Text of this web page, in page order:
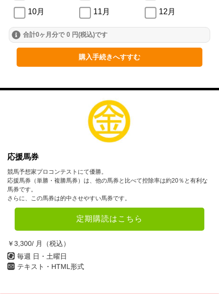
応援馬券
競馬予想家プロコンテストにて優勝。
応援馬券（単勝・複勝馬券）は、他の馬券と比べて控除率は約20％と有利な
馬券です。
さらに、この馬券は的中させやすい馬券です。
定期購読はこちら
￥3,300/ 月（税込）
毎週 日・土曜日
テキスト・HTML形式
10月 11月 12月
2024年
2月
7月 8月 9月
11月
1月
4月 5月
7月
10月 11月 12月
1月
4月
合計0ヶ月分で 0 円(税込)です
購入手続きへすすむ